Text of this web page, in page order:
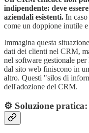
indipendente: deve
aziendali esistenti. In
come un doppione inutile
Immagina questa
dati dei clienti nel CRM,
nel software gestionale
dal sito web finiscono in
altro. Questi "silos di
dell'adozione del CRM.
⚙️ Soluzione pratica: